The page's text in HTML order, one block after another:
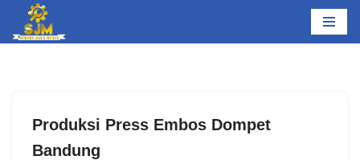
Lompat
Produksi Press Embos Dompet
Bandung